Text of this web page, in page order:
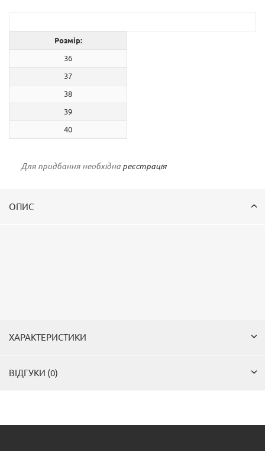
Розмір:
36
37
38
39
40
Для придбання необхідна реєстрація
ОПИС
ХАРАКТЕРИСТИКИ
ВІДГУКИ (0)